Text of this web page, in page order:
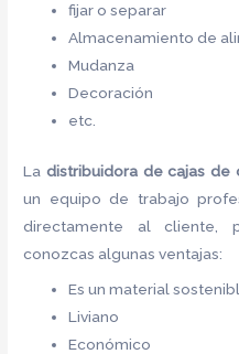
fijar o separar
Almacenamiento de
Mudanza
Decoración
etc.
La distribuidora de cajas de
un equipo de trabajo
directamente al cliente,
conozcas algunas ventajas:
Es un material
Liviano
Económico